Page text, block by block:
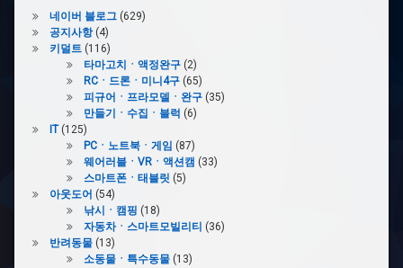
네이버 블로그(629)
공지사항(4)
키덜트(116)
타마고치ㆍ액정완구(2)
RCㆍ드론ㆍ미니4구(65)
피규어ㆍ프라모델ㆍ완구(35)
만들기ㆍ수집ㆍ블럭 (6)
IT(125)
PCㆍ노트북ㆍ게임 (87)
웨어러블ㆍVRㆍ액션캠 (33)
스마트폰ㆍ태블릿 (5)
아웃도어 (54)
낚시ㆍ캠핑 (18)
자동차ㆍ스마트모빌리티 (36)
반려동물(13)
소동물ㆍ특수동물(13)